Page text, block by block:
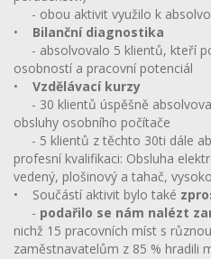
- obou aktivit využilo k
• Bilanční diagnostika
- absolvovalo 5 klientů, kteří
osobností a pracovní potenciál
• Vzdělávací kurzy
- 30 klientů úspěšně
obsluhy osobního počítače
- 5 klientů z těchto 30ti dále
profesní kvalifikaci: Obsluha
vedený, plošinový a tahač,
• Součástí aktivit bylo také
- podařilo se nám nalézt
nichž 15 pracovních míst s
zaměstnavatelům z 85 % hradili